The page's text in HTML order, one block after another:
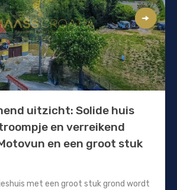
uitzicht: Solide huis
en verreikend
en een groot stuk
met een groot stuk grond wordt